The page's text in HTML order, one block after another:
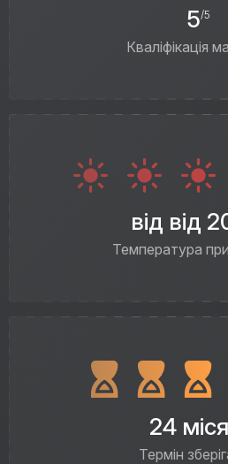
5/5
Кваліфікація
від від
Температура
24
Термін